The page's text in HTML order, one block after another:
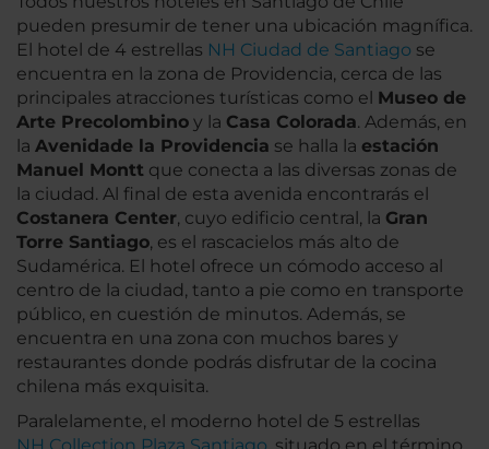
pueden presumir de tener una ubicación magnífica.
El hotel de 4 estrellas NH Ciudad de Santiago se
encuentra en la zona de Providencia, cerca de las
principales atracciones turísticas como el Museo de
Arte Precolombino y la Casa Colorada. Además, en
la Avenidade la Providencia se halla la estación
Manuel Montt que conecta a las diversas zonas de
la ciudad. Al final de esta avenida encontrarás el
Costanera Center, cuyo edificio central, la Gran
Torre Santiago, es el rascacielos más alto de
Sudamérica. El hotel ofrece un cómodo acceso al
centro de la ciudad, tanto a pie como en transporte
público, en cuestión de minutos. Además, se
encuentra en una zona con muchos bares y
restaurantes donde podrás disfrutar de la cocina
chilena más exquisita.
Paralelamente, el moderno hotel de 5 estrellas